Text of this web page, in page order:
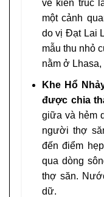
về kiến trúc
một cảnh
do vị Đạt Lai
mẫu thu nhỏ
nằm ở Lhasa,
Khe Hổ
được chia
giữa và hẻm
người thợ
đến điểm
qua dòng
thợ săn.
dữ.